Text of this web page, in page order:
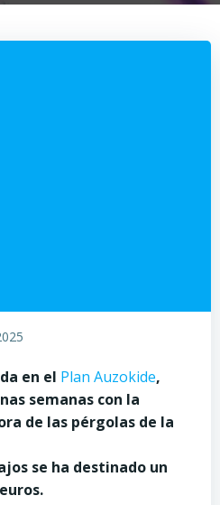
en el Plan Auzokide,
semanas con la
de las pérgolas de la
se ha destinado un